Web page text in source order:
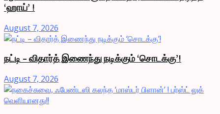
‘ஹாய்’ !
August 7, 2026
நட்டி – விதார்த் இணைந்து நடிக்கும் ‘சொடக்கு’!
August 7, 2026